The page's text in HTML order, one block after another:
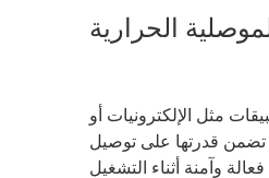
الحرارية
مثل الإلكترونيات أو
تضمن قدرتها على توصيل